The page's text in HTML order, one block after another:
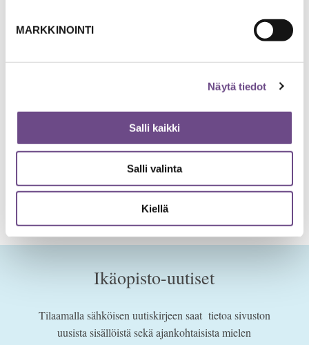
MARKKINOINTI
Näytä tiedot
Salli kaikki
Salli valinta
Kiellä
“Rakkaus ei voi antaa käsitystä musiikista, musiikki kylläkin
muodostuvat sielun siivet.” Noin luonnehti ranskalainen säveltäjä
Hector Berlioz (1803–69) musiikin olemusta.
< 1 2 3 4 5 … 7 >
Ikäopisto-uutiset
Tilaamalla sähköisen uutiskirjeen saat tietoa sivuston
uusista sisällöistä sekä ajankohtaisista mielen